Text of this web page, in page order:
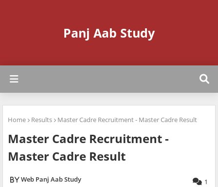
Panj Aab Study
Home Results Master Cadre Recruitment - Master Cadre Result
Master Cadre Recruitment -
Master Cadre Result
Web Panj Aab Study 1